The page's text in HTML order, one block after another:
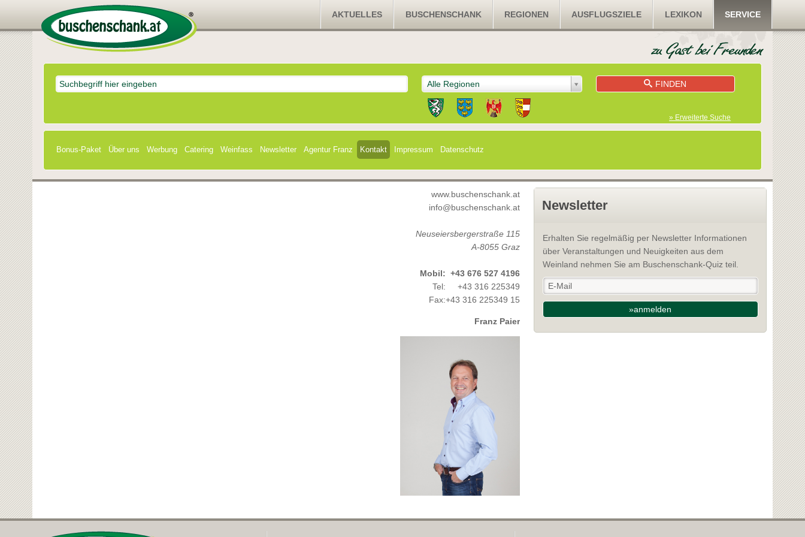
AKTUELLES BUSCHENSCHANK REGIONEN AUSFLUGSZIELE LEXIKON SERVICE
Alle Regionen FINDEN
» Erweiterte Suche
Bonus-Paket Über uns Werbung Catering Weinfass Newsletter Agentur Franz Kontakt Impressum Datenschutz
www.buschenschank.at
info@buschenschank.at
Neuseiersbergerstraße 115
A-8055 Graz
Mobil: +43 676 527 4196
Tel:
+43 316 225349
Fax:+43 316 225349 15
Franz Paier
Newsletter
Erhalten Sie regelmäßig per Newsletter Informationen
über Veranstaltungen und Neuigkeiten aus dem
Weinland nehmen Sie am Buschenschank-Quiz teil.
»anmelden